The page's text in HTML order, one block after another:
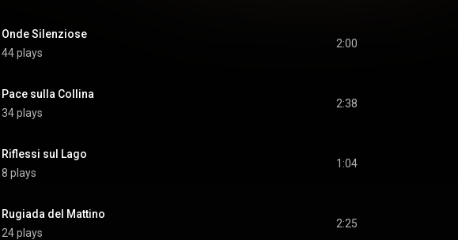
Onde Silenziose
44 plays
2:00
Pace sulla Collina
34 plays
2:38
Riflessi sul Lago
8 plays
1:04
Rugiada del Mattino
24 plays
2:25